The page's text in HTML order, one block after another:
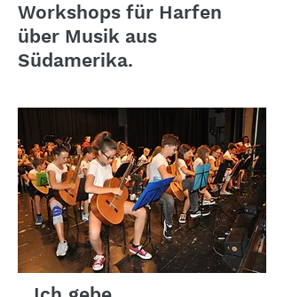
Workshops für Harfen
über Musik aus
Südamerika.